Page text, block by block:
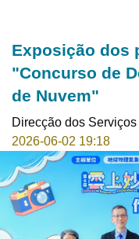
Exposição dos
"Concurso de
de Nuvem"
Direcção dos
2026-06-02 19:18